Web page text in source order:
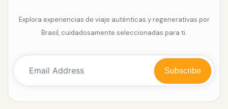
Explora experiencias de viaje auténticas y regenerativas por
Brasil, cuidadosamente seleccionadas para ti.